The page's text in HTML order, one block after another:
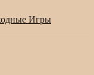
Игры